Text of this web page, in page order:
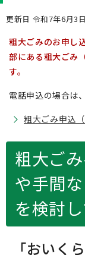
更新日 令和7年6月3日
粗大ごみのお申し
部にある粗大ごみ
す。
電話申込の場合は
粗大ごみ申込（
粗大ご
や手間
を検討
「おいく